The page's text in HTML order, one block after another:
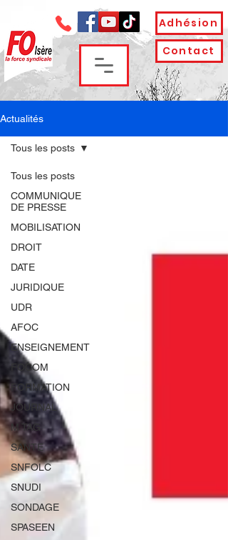
Adhésion
Contact
Actualités
Tous les posts
COMMUNIQUE
DE PRESSE
MOBILISATION
DROIT
DATE
JURIDIQUE
UDR
AFOC
ENSEIGNEMENT
FOCOM
FORMATION
JOURNAL
M TAG
SANTE
SNFOLC
SNUDI
SONDAGE
SPASEEN
Tous les posts